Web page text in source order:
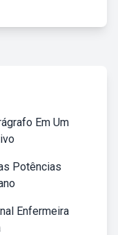
Em Um
Potências
Enfermeira